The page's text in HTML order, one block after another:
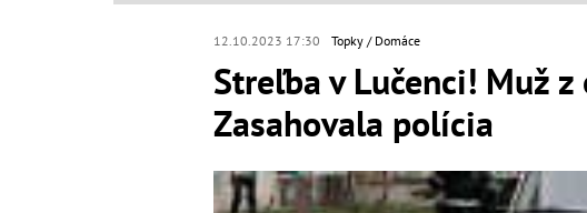
12.10.2023 17:30 Topky Domáce
Streľba v Lučenci! Muž
Zasahovala polícia